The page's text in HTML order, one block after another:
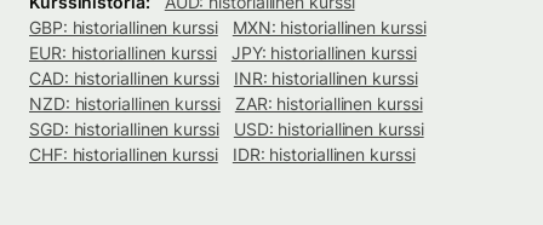
GBP: historiallinen kurssi
MXN: historiallinen kurssi
EUR: historiallinen kurssi
JPY: historiallinen kurssi
CAD: historiallinen kurssi
INR: historiallinen kurssi
NZD: historiallinen kurssi
ZAR: historiallinen kurssi
SGD: historiallinen kurssi
USD: historiallinen kurssi
CHF: historiallinen kurssi
IDR: historiallinen kurssi